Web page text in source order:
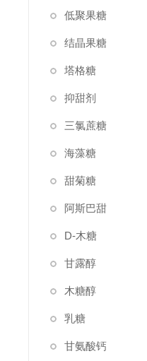
低聚果糖
结晶果糖
塔格糖
抑甜剂
三氯蔗糖
海藻糖
甜菊糖
阿斯巴甜
D-木糖
甘露醇
木糖醇
乳糖
甘氨酸钙